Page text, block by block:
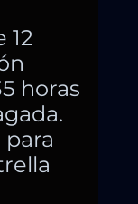
12
horas